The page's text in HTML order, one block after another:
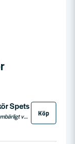
Spets
INKZALL™ Tunn spets markör är ett oumbärligt verktyg för bygg- och kontorsmiljöer, med en hållbar spets som förblir skarp och motstår tryck. Idealisk för markering på grova ytor som betong, samt på trä, metall, plywood och plast. Markören har snabbverkande bläck, fungerar även efter 72 timmar utan kork och är utrustad med praktiska fästen och hål för enkel hantering och förvaring. Köp